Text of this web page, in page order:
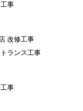
事
改修工事
ランス工事
事